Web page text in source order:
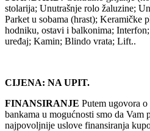
stolarija; Unutrašnje rolo žaluzine;
Parket u sobama (hrast); Keramičke
hodniku, ostavi i balkonima;
uređaj; Kamin; Blindo vrata; Lift..
CIJENA: NA UPIT.
FINANSIRANJE Putem ugovora
bankama u mogućnosti smo da Vam
najpovoljnije uslove finansiranja